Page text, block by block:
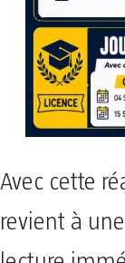
Avec cette
revient à